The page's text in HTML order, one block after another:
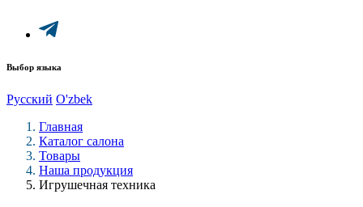
Выбор языка
Русский O'zbek
Главная
Каталог салона
Товары
Наша продукция
Игрушечная техника